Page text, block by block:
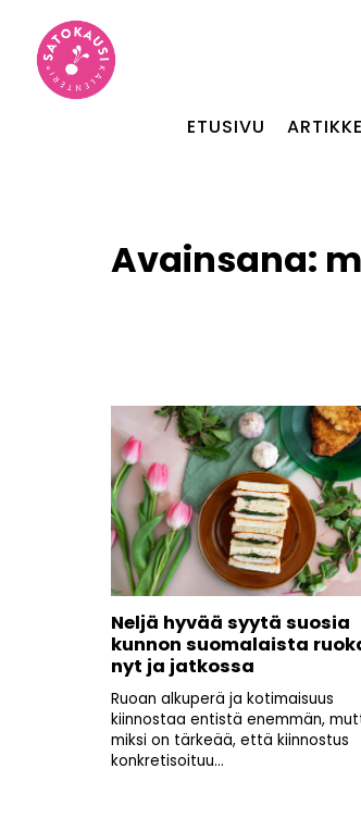
ETUSIVU
Avainsana:
Neljä hyvää syytä suosia
kunnon suomalaista
nyt ja jatkossa
Ruoan alkuperä ja kotimaisuus
kiinnostaa entistä enemmän,
miksi on tärkeää, että kiinnostus
konkretisoituu...